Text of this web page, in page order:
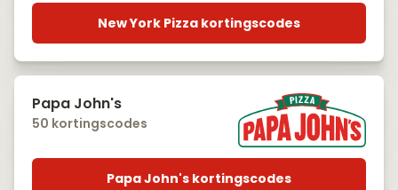
New York Pizza kortingscodes
Papa John's
50 kortingscodes
Papa John's kortingscodes